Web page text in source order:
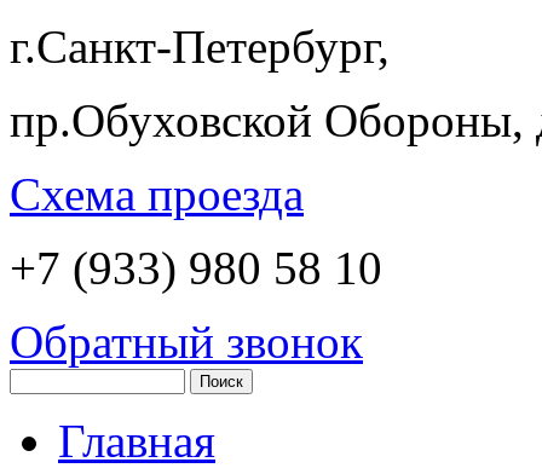
г.Санкт-Петербург,
пр.Обуховской Обороны,
Схема проезда
+7 (933) 980 58 10
Обратный звонок
Главная